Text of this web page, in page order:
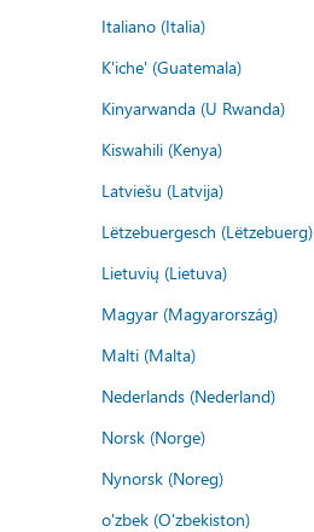
Italiano (Italia)
K'iche' (Guatemala)
Kinyarwanda (U Rwanda)
Kiswahili (Kenya)
Latviešu (Latvija)
Lëtzebuergesch (Lëtzebuerg)
Lietuvių (Lietuva)
Magyar (Magyarország)
Malti (Malta)
Nederlands (Nederland)
Norsk (Norge)
Nynorsk (Noreg)
o'zbek (O'zbekiston)